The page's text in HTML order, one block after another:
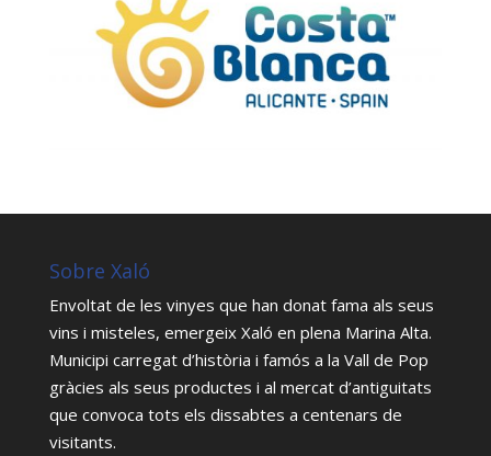
Sobre Xaló
Envoltat de les vinyes que han donat fama als seus
vins i misteles, emergeix Xaló en plena Marina Alta.
Municipi carregat d’història i famós a la Vall de Pop
gràcies als seus productes i al mercat d’antiguitats
que convoca tots els dissabtes a centenars de
visitants.